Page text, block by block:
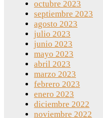
octubre 2023
septiembre 2023
agosto 2023
julio 2023
junio 2023
mayo 2023
abril 2023
marzo 2023
febrero 2023
enero 2023
diciembre 2022
noviembre 2022